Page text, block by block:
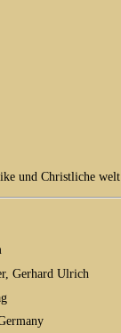
und Christliche welt
Gerhard Ulrich